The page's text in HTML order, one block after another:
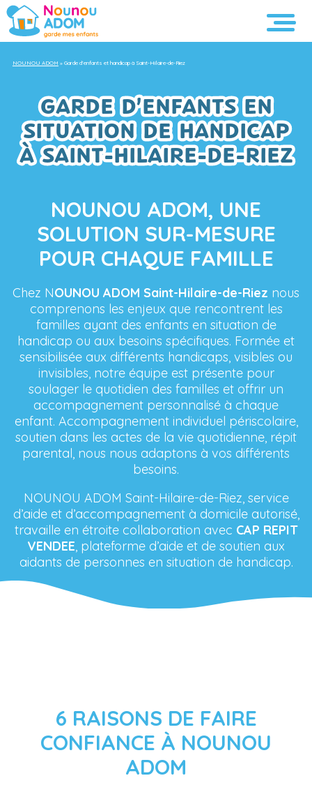
NOUNOU ADOM » Garde d’enfants et handicap à Saint-Hilaire-de-Riez
GARDE D’ENFANTS EN
SITUATION DE HANDICAP
À SAINT-HILAIRE-DE-RIEZ
NOUNOU ADOM, UNE
SOLUTION SUR-MESURE
POUR CHAQUE FAMILLE
Chez NOUNOU ADOM Saint-Hilaire-de-Riez nous
comprenons les enjeux que rencontrent les
familles ayant des enfants en situation de
handicap ou aux besoins spécifiques. Formée et
sensibilisée aux différents handicaps, visibles ou
invisibles, notre équipe est présente pour
soulager le quotidien des familles et offrir un
accompagnement personnalisé à chaque
enfant. Accompagnement individuel périscolaire,
soutien dans les actes de la vie quotidienne, répit
parental, nous nous adaptons à vos différents
besoins.
NOUNOU ADOM Saint-Hilaire-de-Riez, service
d’aide et d’accompagnement à domicile autorisé,
travaille en étroite collaboration avec CAP REPIT
VENDEE, plateforme d’aide et de soutien aux
aidants de personnes en situation de handicap.
6 RAISONS DE FAIRE
CONFIANCE À NOUNOU
ADOM